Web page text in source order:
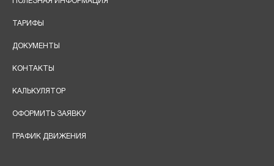
ТАРИФЫ
ДОКУМЕНТЫ
КОНТАКТЫ
КАЛЬКУЛЯТОР
ОФОРМИТЬ ЗАЯВКУ
ГРАФИК ДВИЖЕНИЯ